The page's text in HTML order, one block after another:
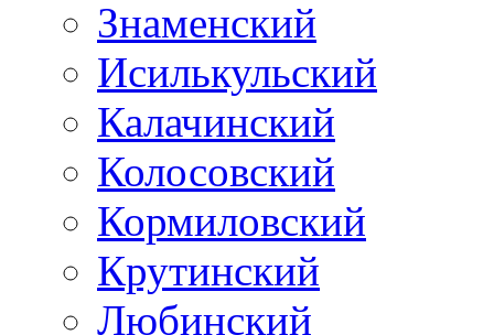
Знаменский
Исилькульский
Калачинский
Колосовский
Кормиловский
Крутинский
Любинский